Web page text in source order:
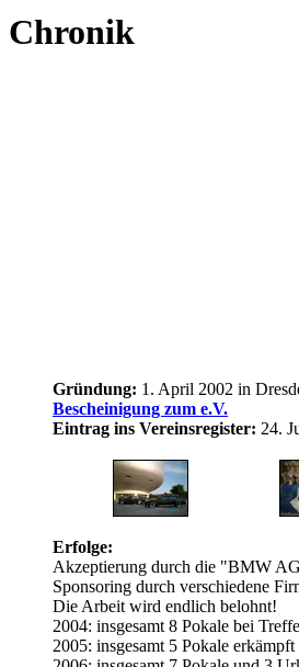
Chronik
Gründung: 1. April 2002 in
Bescheinigung zum e.V.
Eintrag ins Vereinsregister: 24.
Erfolge:
Akzeptierung durch die "BMW
Sponsoring durch verschiedene
Die Arbeit wird endlich belohnt!
2004: insgesamt 8 Pokale bei
2005: insgesamt 5 Pokale erkämpft